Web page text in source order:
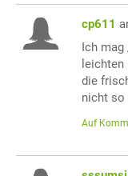
cp611
Ich
die
nicht so
Auf